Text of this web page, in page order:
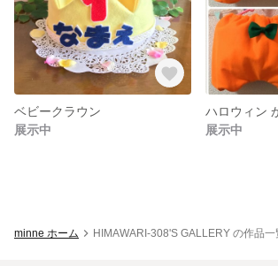
ベビークラウン
展示中
ハロウィン
展示中
minne ホーム HIMAWARI-308'S GALLERY の作品一